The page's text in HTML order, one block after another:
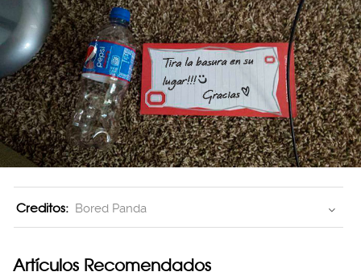
Creditos: Bored Panda
Artículos Recomendados